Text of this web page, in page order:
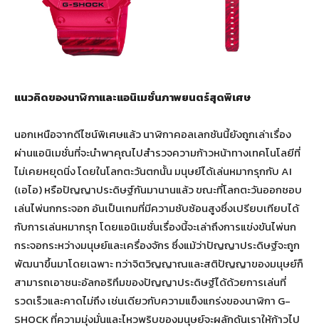
แนวคิดของนาฬิกาและแอนิเมชั่นภาพยนตร์สุดพิเศษ
นอกเหนือจากดีไซน์พิเศษแล้ว นาฬิกาคอลเลกชันนี้ยังถูกเล่าเรื่อง
ผ่านแอนิเมชั่นที่จะนำพาคุณไปสำรวจความก้าวหน้าทางเทคโนโลยีที่
ไม่เคยหยุดนิ่ง โดยในโลกตะวันตกนั้น มนุษย์ได้เล่นหมากรุกกับ AI
(เอไอ) หรือปัญญาประดิษฐ์กันมานานแล้ว ขณะที่โลกตะวันออกชอบ
เล่นไพ่นกกระจอก อันเป็นเกมที่มีความซับซ้อนสูงซึ่งเปรียบเทียบได้
กับการเล่นหมากรุก โดยแอนิเมชั่นเรื่องนี้จะเล่าถึงการแข่งขันไพ่นก
กระจอกระหว่างมนุษย์และเครื่องจักร ซึ่งแม้ว่าปัญญาประดิษฐ์จะถูก
พัฒนาขึ้นมาโดยเฉพาะ ทว่าจิตวิญญาณและสติปัญญาของมนุษย์ก็
สามารถเอาชนะอัลกอริทึมของปัญญาประดิษฐ์ได้ด้วยการเล่นที่
รวดเร็วและคาดไม่ถึง เช่นเดียวกับความแข็งแกร่งของนาฬิกา G-
SHOCK ที่ความมุ่งมั่นและไหวพริบของมนุษย์จะผลักดันเราให้ก้าวไป